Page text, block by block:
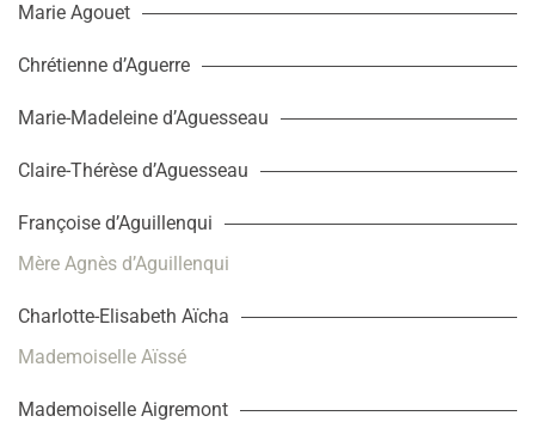
Marie Agouet
Chrétienne d’Aguerre
Marie-Madeleine d’Aguesseau
Claire-Thérèse d’Aguesseau
Françoise d’Aguillenqui
Mère Agnès d’Aguillenqui
Charlotte-Elisabeth Aïcha
Mademoiselle Aïssé
Mademoiselle Aigremont